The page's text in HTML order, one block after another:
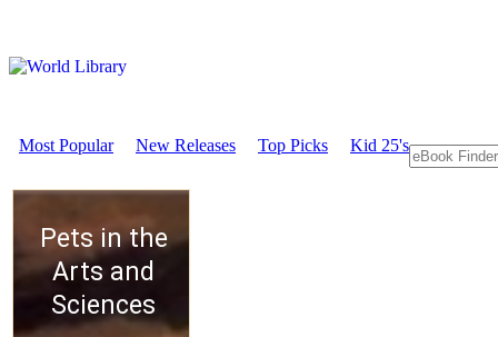
Most Popular New Releases Top Picks Kid 25's